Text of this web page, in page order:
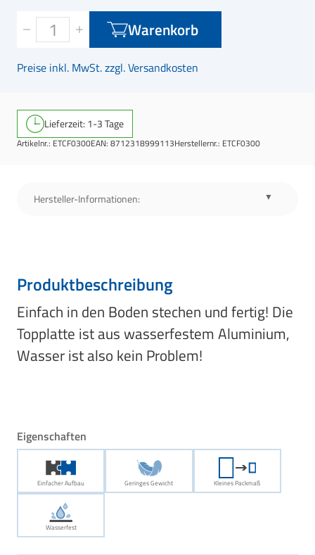
Warenkorb
Preise inkl. MwSt. zzgl. Versandkosten
Lieferzeit: 1-3 Tage
Artikelnr.: ETCF0300EAN: 8712318999113Herstellernr.: ETCF0300
Hersteller-Informationen:
Produktbeschreibung
Einfach in den Boden stechen und fertig! Die
Topplatte ist aus wasserfestem Aluminium,
Wasser ist also kein Problem!
Eigenschaften
Einfacher Aufbau Geringes Gewicht Kleines Packmaß
Wasserfest